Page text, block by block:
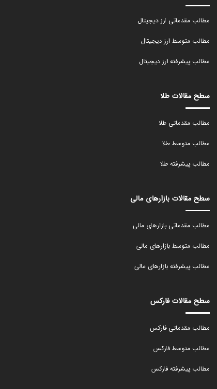
مطالب مقدماتی ارز دیجیتال
مطالب متوسط ارز دیجیتال
مطالب پیشرفته ارز دیجیتال
سطح مقالات طلا
مطالب مقدماتی طلا
مطالب متوسط طلا
مطالب پیشرفته طلا
سطح مقالات بازارهای مالی
مطالب مقدماتی بازارهای مالی
مطالب متوسط بازارهای مالی
مطالب پیشرفته بازارهای مالی
سطح مقالات فارکس
مطالب مقدماتی فارکس
مطالب متوسط فارکس
مطالب پیشرفته فارکس